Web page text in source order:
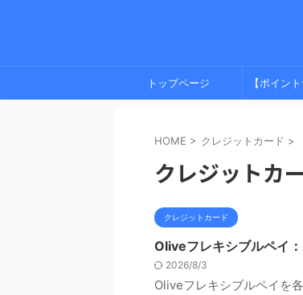
トップページ 【ポイン
HOME > クレジットカード >
クレジットカ
クレジットカード
Oliveフレキシブルペイ
2026/8/3
Oliveフレキシブルペイを